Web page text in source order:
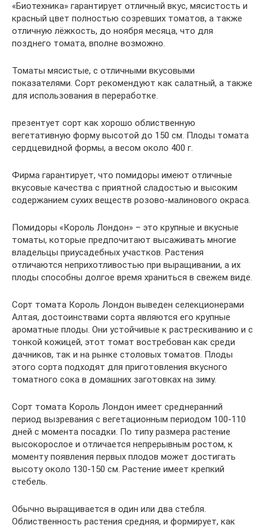
«Биотехника» гарантирует отличный вкус, мясистость и
красный цвет полностью созревших томатов, а также
отличную лёжкость, до ноября месяца, что для
позднего томата, вполне возможно.
Томаты мясистые, с отличными вкусовыми
показателями. Сорт рекомендуют как салатный, а также
для использования в переработке.
презентует сорт как хорошо облиственную
вегетативную форму высотой до 150 см. Плоды томата
сердцевидной формы, а весом около 400 г.
Фирма гарантирует, что помидоры имеют отличные
вкусовые качества с приятной сладостью и высоким
содержанием сухих веществ розово-малинового окраса.
Помидоры «Король Лондон» – это крупные и вкусные
томаты, которые предпочитают высаживать многие
владельцы приусадебных участков. Растения
отличаются неприхотливостью при выращивании, а их
плоды способны долгое время храниться в свежем виде.
Сорт томата Король Лондон выведен селекционерами
Алтая, достоинствами сорта являются его крупные
ароматные плоды. Они устойчивые к растрескиванию и с
тонкой кожицей, этот томат востребован как среди
дачников, так и на рынке столовых томатов. Плоды
этого сорта подходят для приготовления вкусного
томатного сока в домашних заготовках на зиму.
Сорт томата Король Лондон имеет среднеранний
период вызревания с вегетационным периодом 100-110
дней с момента посадки. По типу размера растение
высокорослое и отличается непрерывным ростом, к
моменту появления первых плодов может достигать
высоту около 130-150 см. Растение имеет крепкий
стебель.
Обычно выращивается в один или два стебля.
Облиственность растения средняя, и формирует, как